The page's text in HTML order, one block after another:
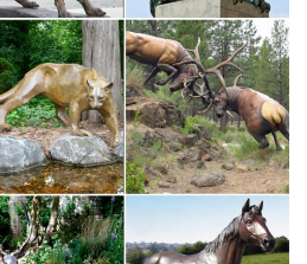
ручной работы обычно
– каждый такой подарок
напольная собака.
в России. Сравнить цены,
и магазины, цены в
Сувениры, Интерьерные сувениры,